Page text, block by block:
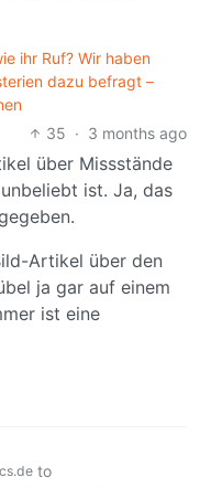
ihr Ruf? Wir haben
dazu befragt –
35 · 3 months ago
über Missstände
ist. Ja, das
Artikel über den
ja gar auf einem
ist eine
to